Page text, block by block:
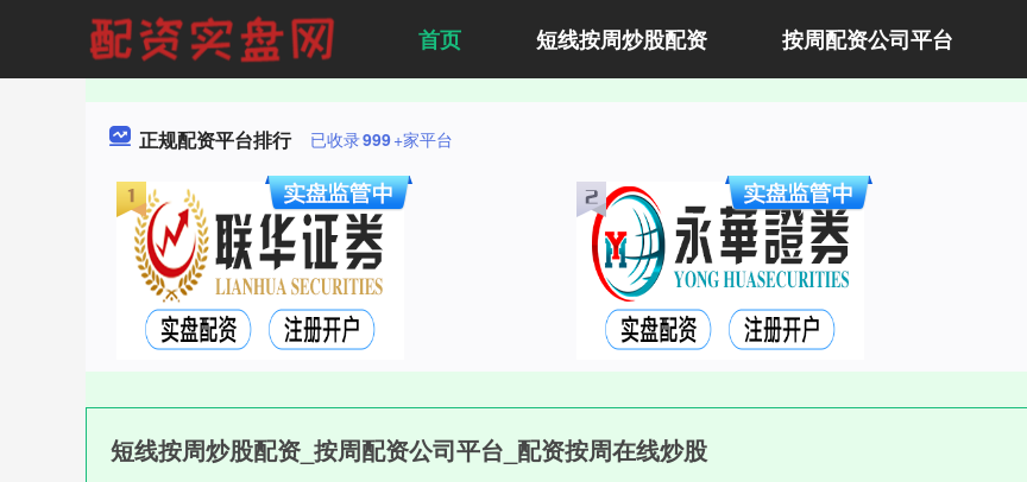
首页 短线按周炒股配资 按周配资公司平台
正规配资平台排行 已收录999+家平台
短线按周炒股配资_按周配资公司平台_配资按周在线炒股